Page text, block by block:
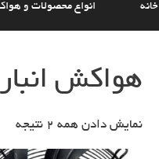
خانه انواع محصولات و
هواکش
نمایش دادن همه 2 نتیجه